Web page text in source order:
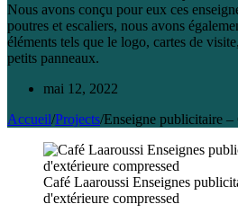
Nous avons conçu pour eux ces
poutres et escaliers, nous avons
éléments tels que le logo, cartes de
petits panneaux.
mai 12, 2022
Accueil/Projects/Enseigne publicitaire –
Café Laaroussi Enseignes
d'extérieure compressed